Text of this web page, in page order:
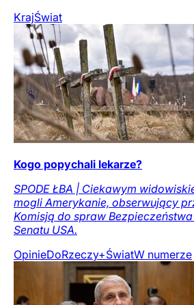
KrajŚwiat
Kogo popychali lekarze?
SPODE ŁBA | Ciekawym
mogli Amerykanie, obserwujący
Komisją do spraw
Senatu USA.
OpinieDoRzeczy+ŚwiatW numerze